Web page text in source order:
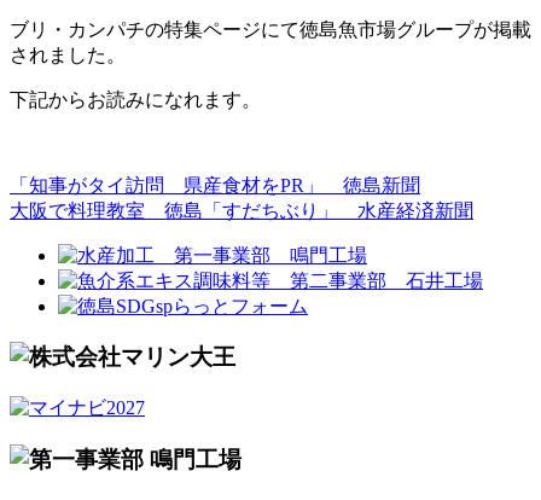
ブリ・カンパチの特集ページにて徳島魚市場グループが掲載
されました。
下記からお読みになれます。
「知事がタイ訪問 県産食材をPR」 徳島新聞
大阪で料理教室 徳島「すだちぶり」 水産経済新聞